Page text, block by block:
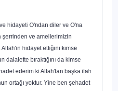
hidayeti O'ndan diler ve O'na
ve amellerimizin
Allah'ın hidayet ettiğini kimse
bıraktığını da kimse
ederim ki Allah'tan başka ilah
ortağı yoktur. Yine ben şehadet